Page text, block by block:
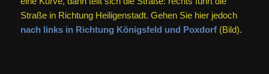
Straße in Richtung Heiligenstadt. Gehen Sie hier jedoch
nach links in Richtung Königsfeld und Poxdorf (Bild).